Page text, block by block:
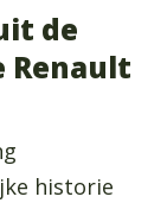
de
Renault
historie